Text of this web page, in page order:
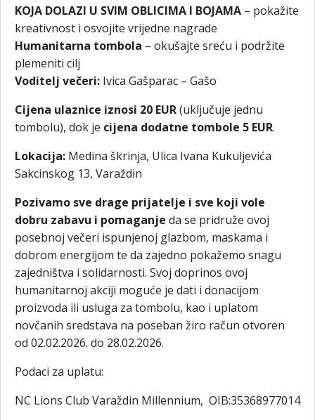
KOJA DOLAZI U SVIM OBLICIMA I BOJAMA – pokažite
kreativnost i osvojite vrijedne nagrade
Humanitarna tombola – okušajte sreću i podržite
plemeniti cilj
Voditelj večeri: Ivica Gašparac – Gašo
Cijena ulaznice iznosi 20 EUR(uključuje jednu
tombolu), dok je cijena dodatne tombole 5 EUR.
Lokacija: Medina škrinja, Ulica Ivana Kukuljevića
Sakcinskog 13, Varaždin
Pozivamo sve drage prijatelje i sve koji vole
dobru zabavu i pomaganje da se pridruže ovoj
posebnoj večeri ispunjenoj glazbom, maskama i
dobrom energijom te da zajedno pokažemo snagu
zajedništva i solidarnosti. Svoj doprinos ovoj
humanitarnoj akciji moguće je dati i donacijom
proizvoda ili usluga za tombolu, kao i uplatom
novčanih sredstava na poseban žiro račun otvoren
od 02.02.2026. do 28.02.2026.
Podaci za uplatu:
NC Lions Club Varaždin Millennium, OIB:35368977014